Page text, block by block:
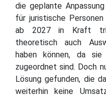
die geplante
für juristische
ab 2027 in Kraft
theoretisch auch
haben können, da
zugeordnet sind. Doch
Lösung gefunden, die
weiterhin keine